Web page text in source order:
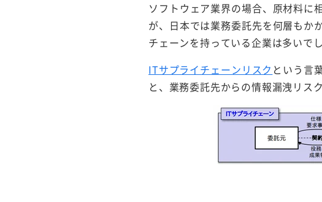
ソフトウェア業界の場合、原材料に
が、日本では業務委託先を何層もか
チェーンを持っている企業は多いでし
ITサプライチェーンリスク という言
と、業務委託先からの情報漏洩リス